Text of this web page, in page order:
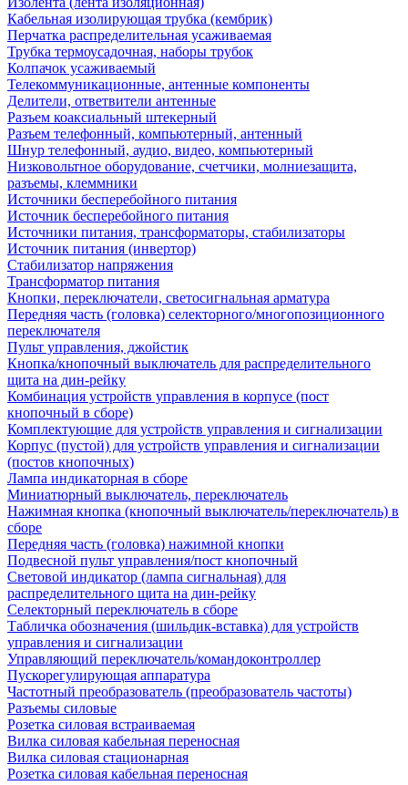
Кабельная изолирующая трубка (кембрик)
Перчатка распределительная усаживаемая
Трубка термоусадочная, наборы трубок
Колпачок усаживаемый
Телекоммуникационные, антенные компоненты
Делители, ответвители антенные
Разъем коаксиальный штекерный
Разъем телефонный, компьютерный, антенный
Шнур телефонный, аудио, видео, компьютерный
Низковольтное оборудование, счетчики, молниезащита,
разъемы, клеммники
Источники бесперебойного питания
Источник бесперебойного питания
Источники питания, трансформаторы, стабилизаторы
Источник питания (инвертор)
Стабилизатор напряжения
Трансформатор питания
Кнопки, переключатели, светосигнальная арматура
Передняя часть (головка) селекторного/многопозиционного
переключателя
Пульт управления, джойстик
Кнопка/кнопочный выключатель для распределительного
щита на дин-рейку
Комбинация устройств управления в корпусе (пост
кнопочный в сборе)
Комплектующие для устройств управления и сигнализации
Корпус (пустой) для устройств управления и сигнализации
(постов кнопочных)
Лампа индикаторная в сборе
Миниатюрный выключатель, переключатель
Нажимная кнопка (кнопочный выключатель/переключатель) в
сборе
Передняя часть (головка) нажимной кнопки
Подвесной пульт управления/пост кнопочный
Световой индикатор (лампа сигнальная) для
распределительного щита на дин-рейку
Селекторный переключатель в сборе
Табличка обозначения (шильдик-вставка) для устройств
управления и сигнализации
Управляющий переключатель/командоконтроллер
Пускорегулирующая аппаратура
Частотный преобразователь (преобразователь частоты)
Разъемы силовые
Розетка силовая встраиваемая
Вилка силовая кабельная переносная
Вилка силовая стационарная
Розетка силовая кабельная переносная